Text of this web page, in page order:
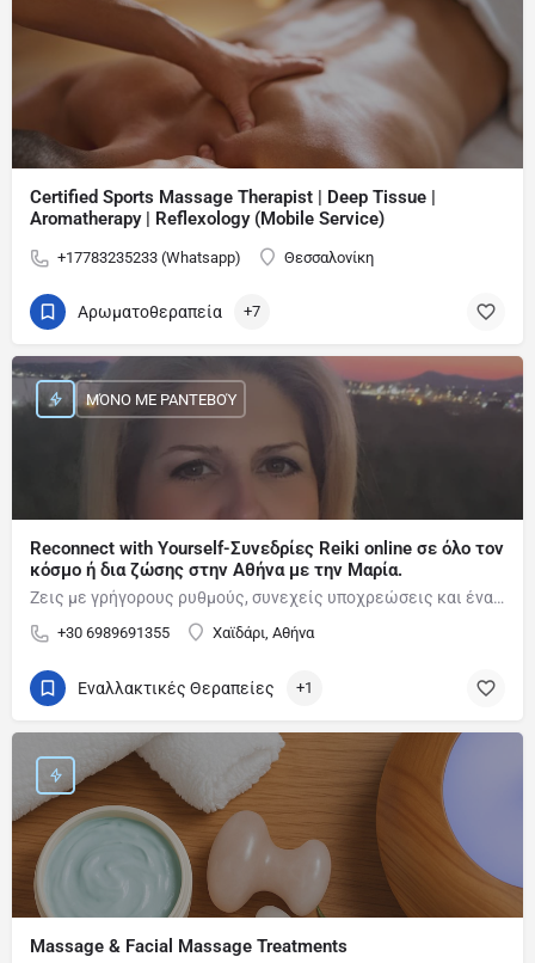
Certified Sports Massage Therapist | Deep Tissue |
Aromatherapy | Reflexology (Mobile Service)
+17783235233 (Whatsapp) Θεσσαλονίκη
Αρωματοθεραπεία +7
Reconnect with Yourself-Συνεδρίες Reiki online σε όλο τον
κόσμο ή δια ζώσης στην Αθήνα με την Μαρία.
Ζεις με γρήγορους ρυθμούς, συνεχείς υποχρεώσεις και ένα μυαλό που μοιάζει να μην σταματά ποτέ; Νιώθεις συχνά…
+30 6989691355 Χαϊδάρι, Αθήνα
ΜΌΝΟ ΜΕ ΡΑΝΤΕΒΟΎ
Εναλλακτικές Θεραπείες +1
Massage & Facial Massage Treatments